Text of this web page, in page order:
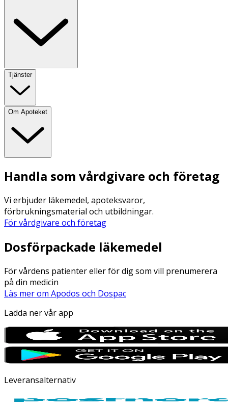
Tjänster
Om Apoteket
Handla som vårdgivare och företag
Vi erbjuder läkemedel, apoteksvaror,
förbrukningsmaterial och utbildningar.
För vårdgivare och företag
Dosförpackade läkemedel
För vårdens patienter eller för dig som vill prenumerera
på din medicin
Läs mer om Apodos och Dospac
Ladda ner vår app
Leveransalternativ